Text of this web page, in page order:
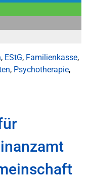
, EStG, Familienkasse,
, Psychotherapie,